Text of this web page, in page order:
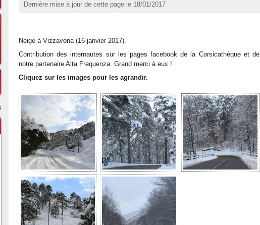
Dernière mise à jour de cette page le 18/01/2017
Neige à Vizzavona (16 janvier 2017).
Contribution des internautes sur les pages facebook de la Corsicathèque et de
notre partenaire Alta Frequenza. Grand merci à eux !
Cliquez sur les images pour les agrandir.